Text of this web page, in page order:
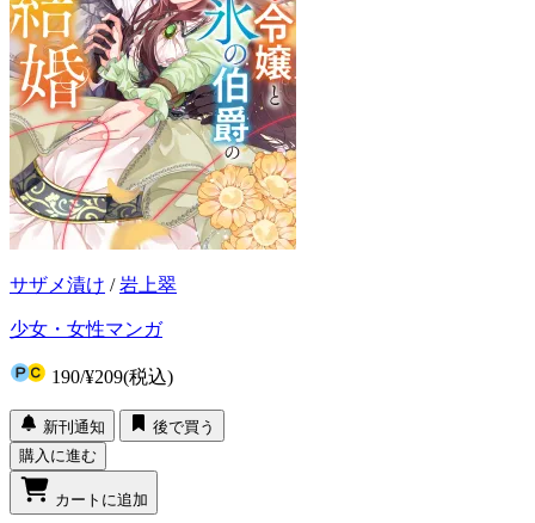
サザメ漬け /岩上翠
少女・女性マンガ
190/¥209(税込)
新刊通知
後で買う
購入に進む
カートに追加